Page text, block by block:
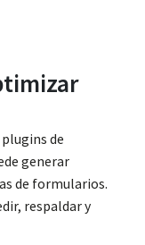
de
generar
de formularios.
respaldar y